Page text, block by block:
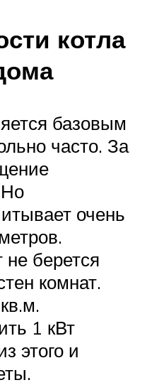
котла
базовым
часто. За
очень
берется
комнат.
1 кВт
этого и